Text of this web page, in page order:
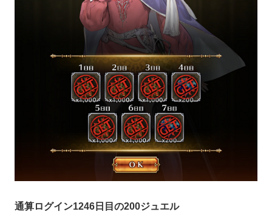
通算ログイン1246日目の200ジュエル